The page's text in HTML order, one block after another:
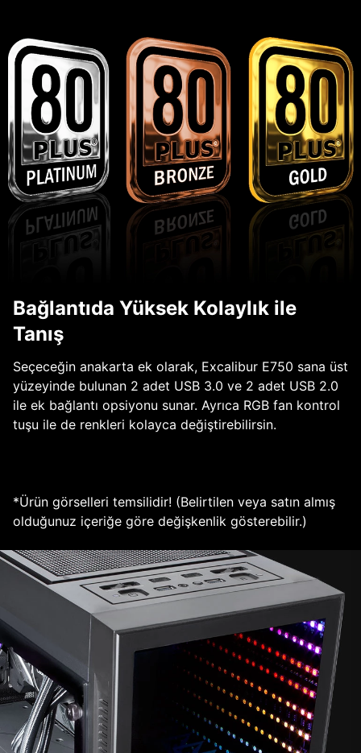
Bağlantıda Yüksek Kolaylık ile
Tanış
Seçeceğin anakarta ek olarak, Excalibur E750 sana üst
yüzeyinde bulunan 2 adet USB 3.0 ve 2 adet USB 2.0
ile ek bağlantı opsiyonu sunar. Ayrıca RGB fan kontrol
tuşu ile de renkleri kolayca değiştirebilirsin.
*Ürün görselleri temsilidir! (Belirtilen veya satın almış
olduğunuz içeriğe göre değişkenlik gösterebilir.)